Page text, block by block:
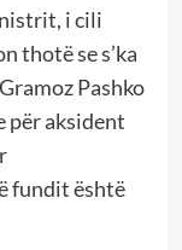
i cili
thotë se s’ka
Pashko
për aksident
fundit është